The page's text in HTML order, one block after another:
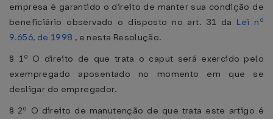
empresa é garantido o direito de manter sua condição de
beneficiário observado o disposto no art. 31 da Lei nº
9.656, de 1998 , e nesta Resolução.
§ 1º O direito de que trata o caput será exercido pelo
exempregado aposentado no momento em que se
desligar do empregador.
§ 2º O direito de manutenção de que trata este artigo é